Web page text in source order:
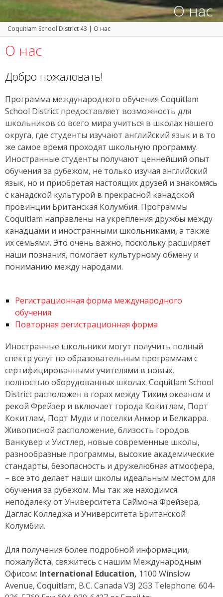
О нас
Coquitlam School District 43 | О нас
О нас
Добро пожаловать!
Программа международного обучения Coquitlam
School District предоставляет возможность для
школьников со всего мира учиться в школах нашего
округа, где студенты изучают английский язык и в то
же самое время проходят школьную программу.
Иностранные студенты получают ценнейший опыт
обучения за рубежом, не только изучая английский
язык, но и приобретая настоящих друзей и знакомясь
с канадской культурой в прекрасной канадской
провинции Британская Колумбия. Программы
Coquitlam направлены на укрепления дружбы между
канадцами и иностранными школьниками, а также
их семьями. Это очень важно, поскольку расширяет
наши познания, помогает культурному обмену и
пониманию между народами.
Регистрационная форма международного
обучения
Повторная регистрационная форма
Иностранные школьники могут получить полный
спектр услуг по образовательным программам с
сертифицированными учителями в новых,
полностью оборудованных школах. Coquitlam School
District расположен в горах между Тихим океаном и
рекой Фрейзер и включает города Кокитлам, Порт
Кокитлам, Порт Муди и поселки Анмор и Белкарра.
Живописной расположение, близость городов
Ванкувер и Уистлер, новые современные школы,
разнообразные программы, высокие академические
стандарты, безопасность и дружелюбная атмосфера,
– все это делает наши школы идеальным местом для
обучения за рубежом. Мы так же находимся
неподалеку от Университета Саймона Фрейзера,
Даглас Колледжа и Университета Британской
Колумбии.
Для получения более подробной информации,
пожалуйста, свяжитесь с нашим Международным
Офисом: International Education, 1100 Winslow
Avenue, Coquitlam, B.C. Canada V3J 2G3 Telephone: 604-